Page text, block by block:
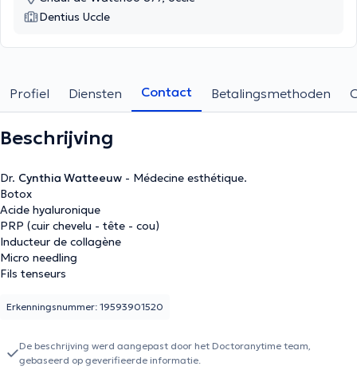
Dentius Uccle
Profiel Diensten Contact Betalingsmethoden
Beschrijving
Dr. Cynthia Watteeuw - Médecine esthétique.
Botox
Acide hyaluronique
PRP (cuir chevelu - tête - cou)
Inducteur de collagène
Micro needling
Fils tenseurs
Erkenningsnummer: 19593901520
De beschrijving werd aangepast door het Doctoranytime team,
gebaseerd op geverifieerde informatie.